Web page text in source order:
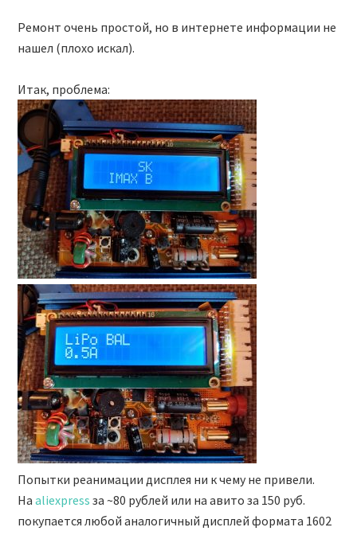
Ремонт очень простой, но в интернете информации не
нашел (плохо искал).
Итак, проблема:
Попытки реанимации дисплея ни к чему не привели.
Наaliexpress за ~80 рублей или на авито за 150 руб.
покупается любой аналогичный дисплей формата 1602